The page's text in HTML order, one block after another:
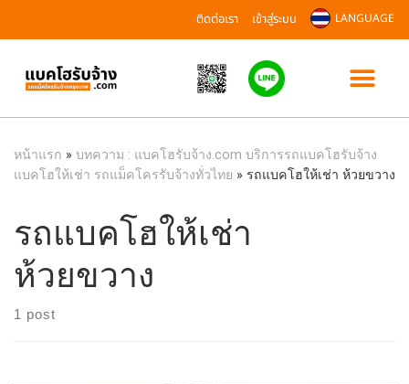
ติดต่อเรา เข้าสู่ระบบ LANGUAGE
หน้าแรก » บทความ : แบคโฮรับจ้าง.com บริการรถแบคโฮรับจ้าง
แบคโฮให้เช่า รถแม็คโครรับจ้างทั่วไทย » รถแบคโฮให้เช่า ห้วยขวาง
รถแบคโฮให้เช่า
ห้วยขวาง
1 post